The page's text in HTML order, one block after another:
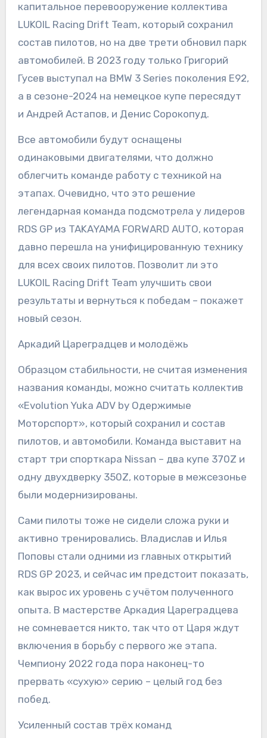
капитальное перевооружение коллектива
LUKOIL Racing Drift Team, который сохранил
состав пилотов, но на две трети обновил парк
автомобилей. В 2023 году только Григорий
Гусев выступал на BMW 3 Series поколения E92,
а в сезоне-2024 на немецкое купе пересядут
и Андрей Астапов, и Денис Сорокопуд.
Все автомобили будут оснащены
одинаковыми двигателями, что должно
облегчить команде работу с техникой на
этапах. Очевидно, что это решение
легендарная команда подсмотрела у лидеров
RDS GP из TAKAYAMA FORWARD AUTO, которая
давно перешла на унифицированную технику
для всех своих пилотов. Позволит ли это
LUKOIL Racing Drift Team улучшить свои
результаты и вернуться к победам – покажет
новый сезон.
Аркадий Цареградцев и молодёжь
Образцом стабильности, не считая изменения
названия команды, можно считать коллектив
«Evolution Yuka ADV by Одержимые
Моторспорт», который сохранил и состав
пилотов, и автомобили. Команда выставит на
старт три спорткара Nissan – два купе 370Z и
одну двухдверку 350Z, которые в межсезонье
были модернизированы.
Сами пилоты тоже не сидели сложа руки и
активно тренировались. Владислав и Илья
Поповы стали одними из главных открытий
RDS GP 2023, и сейчас им предстоит показать,
как вырос их уровень с учётом полученного
опыта. В мастерстве Аркадия Цареградцева
не сомневается никто, так что от Царя ждут
включения в борьбу с первого же этапа.
Чемпиону 2022 года пора наконец-то
прервать «сухую» серию – целый год без
побед.
Усиленный состав трёх команд